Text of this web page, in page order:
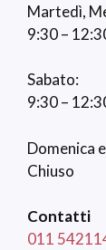
Martedì,
9:30 –
Sabato:
9:30 –
Domenica
Chiuso
Contatti
011